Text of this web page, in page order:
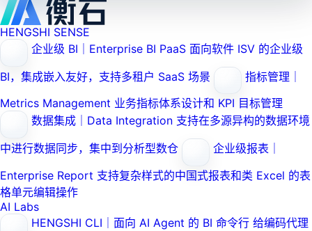
HENGSHI SENSE
企业级 BI｜Enterprise BI PaaS 面向软件 ISV 的企业级
BI，集成嵌入友好，支持多租户 SaaS 场景
指标管理｜
Metrics Management 业务指标体系设计和 KPI 目标管理
数据集成｜Data Integration 支持在多源异构的数据环境
中进行数据同步，集中到分析型数仓
企业级报表｜
Enterprise Report 支持复杂样式的中国式报表和类 Excel 的表
格单元编辑操作
AI Labs
HENGSHI CLI｜面向 AI Agent 的 BI 命令行 给编码代理